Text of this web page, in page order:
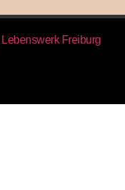
Lebenswerk Freiburg